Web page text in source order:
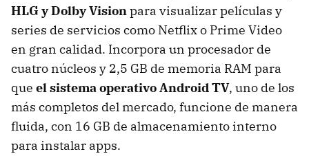
HLG y Dolby Visionpara visualizar películas y
series de servicios como Netflix o Prime Video
en gran calidad. Incorpora un procesador de
cuatro núcleos y 2,5 GB de memoria RAM para
que el sistema operativo Android TV, uno de los
más completos del mercado, funcione de manera
fluida, con 16 GB de almacenamiento interno
para instalar apps.